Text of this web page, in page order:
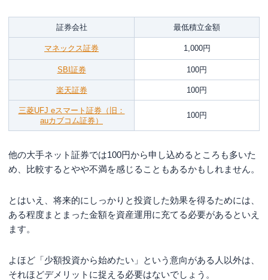
証券会社 最低積立金額
マネックス証券 1,000円
SBI証券 100円
楽天証券 100円
三菱UFJ eスマート証券（旧：
auカブコム証券）
100円
他の大手ネット証券では100円から申し込めるところも多いた
め、比較するとやや不満を感じることもあるかもしれません。
とはいえ、将来的にしっかりと投資した効果を得るためには、
ある程度まとまった金額を資産運用に充てる必要があるといえ
ます。
よほど「少額投資から始めたい」という意向がある人以外は、
それほどデメリットに捉える必要はないでしょう。